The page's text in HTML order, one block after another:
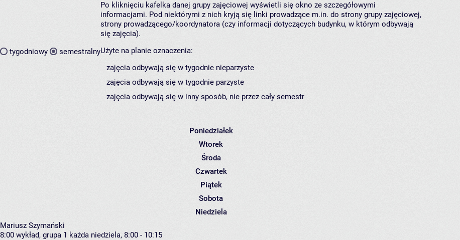
tygodniowy semestralny
Po kliknięciu kafelka danej grupy zajęciowej wyświetli się okno ze szczegółowymi
informacjami. Pod niektórymi z nich kryją się linki prowadzące m.in. do strony grupy zajęciowej,
strony prowadzącego/koordynatora (czy informacji dotyczących budynku, w którym odbywają
się zajęcia).
Użyte na planie oznaczenia:
zajęcia odbywają się w tygodnie nieparzyste
zajęcia odbywają się w tygodnie parzyste
zajęcia odbywają się w inny sposób, nie przez cały semestr
Poniedziałek
Wtorek
Środa
Czwartek
Piątek
Sobota
Niedziela
Mariusz Szymański
8:00 wykład, grupa 1 każda niedziela, 8:00 - 10:15